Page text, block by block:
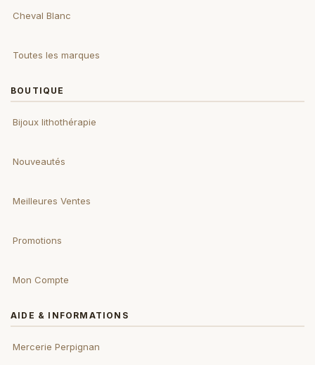
Cheval Blanc
Toutes les marques
BOUTIQUE
Bijoux lithothérapie
Nouveautés
Meilleures Ventes
Promotions
Mon Compte
AIDE & INFORMATIONS
Mercerie Perpignan